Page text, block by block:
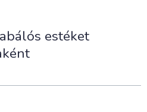
estéket